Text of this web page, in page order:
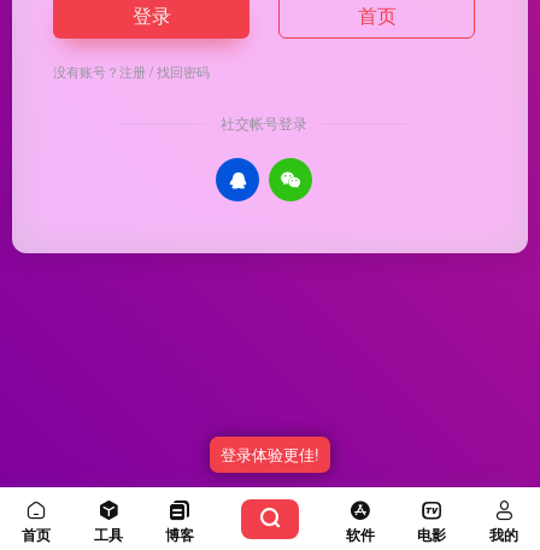
登录 首页
没有账号？注册/找回密码
社交帐号登录
Copyright © 2026 优渥导航 冀ICP备20003336号-5由 OneNav强力驱动
首页 工具 博客 软件 电影 我的
登录体验更佳!